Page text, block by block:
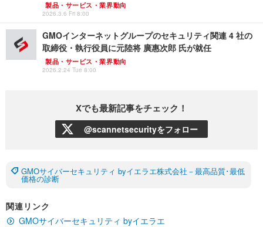
製品・サービス・業界動向
2026.3.6 Fri 8:00
GMOインターネットグループのセキュリティ関連 4 社の
取締役・執行役員に元陸将 廣惠次郎 氏が就任
製品・サービス・業界動向
2026.2.24 Tue 8:00
Xでも最新記事をチェック！
@scannetsecurityをフォロー
GMOサイバーセキュリティ byイエラエ株式会社－最高品質･最低
価格の診断
関連リンク
GMOサイバーセキュリティ byイエラエ